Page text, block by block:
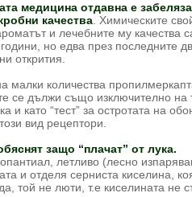
медицина отдавна е
качества . Химическите
и лечебните му качества
но едва през последните
открития.
малки количества
се дължи също изключително на
и като “тест” за остротата на
вид рецептори.
защо “плачат” от лука.
летливо (лесно
и отделя серниста киселина,
той не люти, т.е киселината не